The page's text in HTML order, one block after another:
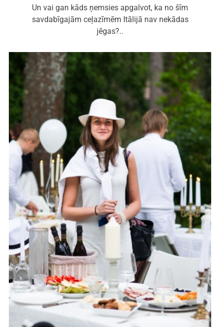
Un vai gan kāds ņemsies apgalvot, ka no šīm
savdabīgajām ceļazīmēm Itālijā nav nekādas
jēgas?..